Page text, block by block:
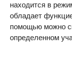
находится в
обладает
помощью можно
определенном